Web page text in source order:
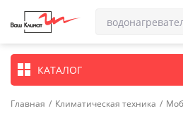
КАТАЛОГ
Главная / Климатическая техника /